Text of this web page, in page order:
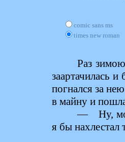
comic sans ms
times new roman
Раз
заартачилась
погнался за
в майну и
— Ну,
я бы нахлестал